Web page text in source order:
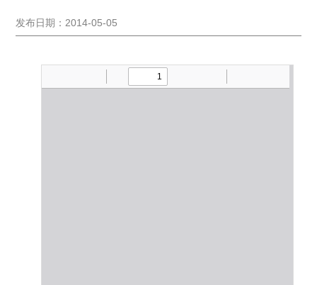
发布日期：2014-05-05